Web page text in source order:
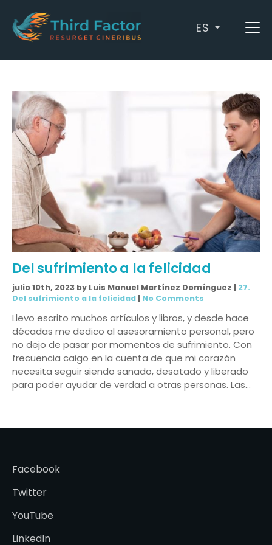
ES
Archives: apoteosis
Del sufrimiento a la felicidad
julio 10th, 2023 by Luis Manuel Martínez Domínguez | 27.
Del sufrimiento a la felicidad | No Comments
Llevo escrito muchos artículos y libros, y desde hace
décadas me dedico al asesoramiento personal, pero
no dejo de pasar por momentos de sufrimiento. Con
frecuencia caigo en la cuenta de que mi corazón
necesita seguir siendo sanado, desatado y liberado
para poder ayudar de verdad a otras personas. Las…
Facebook
Twitter
YouTube
LinkedIn